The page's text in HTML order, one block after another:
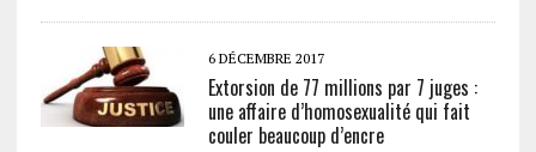
6 DÉCEMBRE 2017
Extorsion de 77 millions par 7 juges :
une affaire d’homosexualité qui fait
couler beaucoup d’encre